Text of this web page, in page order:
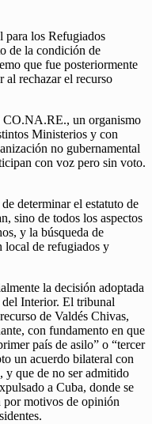
para los Refugiados
de la condición de
que fue posteriormente
rechazar el recurso
CO.NA.RE., un organismo
Ministerios y con
no gubernamental
con voz pero sin voto.
determinar el estatuto de
sino de todos los aspectos
y la búsqueda de
local de refugiados y
la decisión adoptada
Interior. El tribunal
de Valdés Chivas,
con fundamento en que
país de asilo” o “tercer
un acuerdo bilateral con
y que de no ser admitido
a Cuba, donde se
por motivos de opinión